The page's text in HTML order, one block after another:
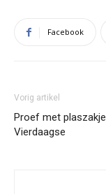
Facebook
Vorig artikel
Proef met plaszakje
Vierdaagse